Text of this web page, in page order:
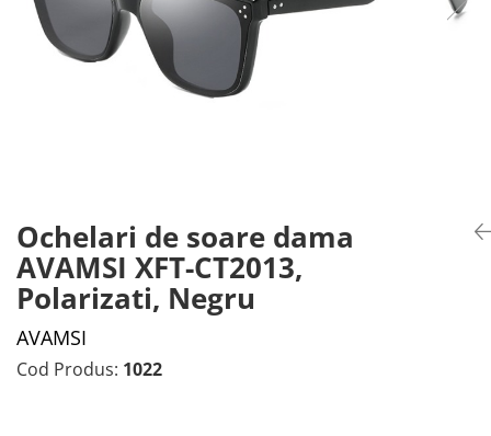
Ochelari de soare dama
AVAMSI XFT-CT2013,
Polarizati, Negru
AVAMSI
Cod Produs: 1022